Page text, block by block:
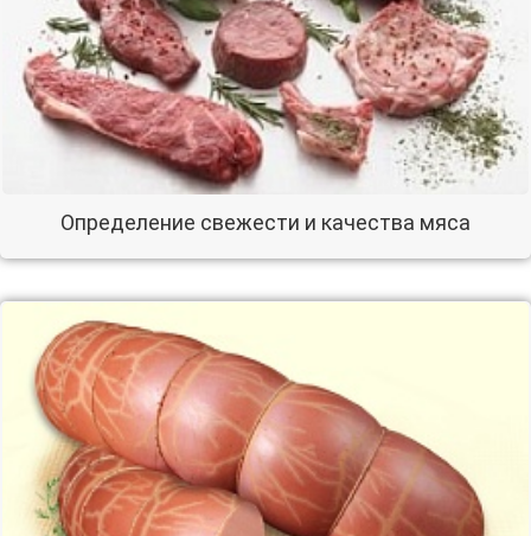
Определение свежести и качества мяса